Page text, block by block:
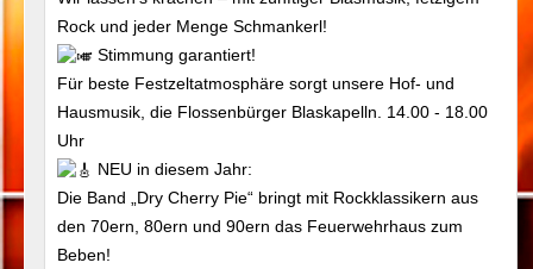
Rock und jeder Menge Schmankerl!
Stimmung garantiert!
Für beste Festzeltatmosphäre sorgt unsere Hof- und
Hausmusik, die Flossenbürger Blaskapelln. 14.00 - 18.00
Uhr
NEU in diesem Jahr:
Die Band „Dry Cherry Pie“ bringt mit Rockklassikern aus
den 70ern, 80ern und 90ern das Feuerwehrhaus zum
Beben!